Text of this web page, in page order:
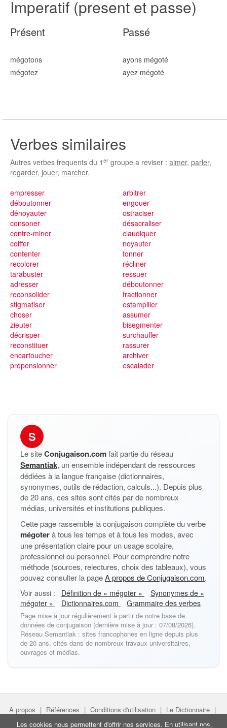
Imperatif (present et passe)
Présent
-
mégotons
mégotez
Passé
-
ayons mégoté
ayez mégoté
Verbes similaires
Autres verbes frequents du 1 er groupe a reviser : aimer, parler,
regarder, jouer, marcher.
empresser
déboutonner
dénoyauter
consoner
contre-miner
coiffer
contenter
recolorer
tarabuster
arbitrer
engouer
ostraciser
désacraliser
claudiquer
noyauter
tonner
récliner
ressuer
adresser
reconsolider
stigmatiser
choser
zieuter
décrisper
reconstituer
encartoucher
prépensionner
déboutonner
fractionner
estampiller
assumer
bisegmenter
surchauffer
rassurer
archiver
escalader
S
Le siteConjugaison.comfait partie du réseau
Semantiak, un ensemble indépendant de ressources
dédiées à la langue française (dictionnaires,
synonymes, outils de rédaction, calculs...). Depuis plus
de 20 ans, ces sites sont cités par de nombreux
médias, universités et institutions publiques.
Cette page rassemble la conjugaison complète du verbe
mégoterà tous les temps et à tous les modes, avec
une présentation claire pour un usage scolaire,
professionnel ou personnel. Pour comprendre notre
méthode (sources, relectures, choix des tableaux), vous
pouvez consulter la pageA propos de Conjugaison.com.
Voir aussi : Définition de « mégoter »
Synonymes de «
mégoter »
Dictionnaires.com Grammaire des verbes
Page mise à jour régulièrement à partir de notre base de
données de conjugaison (dernière mise à jour : 07/08/2026).
Réseau Semantiak : sites francophones en ligne depuis plus
de 20 ans, cités dans de nombreux travaux universitaires,
ouvrages et médias.
A propos | Références | Conditions d'utilisation | Le Dictionnaire |
Faire un lien | Liens utiles
Les cookies nous permettent d'offrir nos services. En utilisant nos